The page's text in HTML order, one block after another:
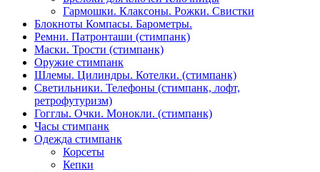
Гармошки. Клаксоны. Рожки. Свистки
Блокноты Компасы. Барометры.
Ремни. Патронташи (стимпанк)
Маски. Трости (стимпанк)
Оружие стимпанк
Шлемы. Цилиндры. Котелки. (стимпанк)
Светильники. Телефоны (стимпанк, лофт,
ретрофутуризм)
Гогглы. Очки. Монокли. (стимпанк)
Часы стимпанк
Одежда стимпанк
Корсеты
Кепки